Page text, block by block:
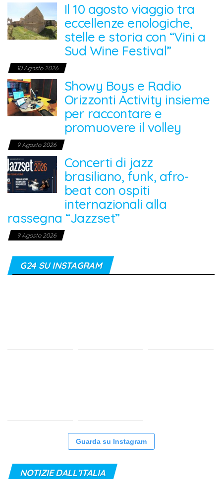
Il 10 agosto viaggio tra
eccellenze enologiche,
stelle e storia con “Vini a
Sud Wine Festival”
10 Agosto 2026
Showy Boys e Radio
Orizzonti Activity insieme
per raccontare e
promuovere il volley
9 Agosto 2026
Concerti di jazz
brasiliano, funk, afro-
beat con ospiti
internazionali alla
rassegna “Jazzset”
9 Agosto 2026
G24 SU INSTAGRAM
Guarda su Instagram
NOTIZIE DALL’ITALIA